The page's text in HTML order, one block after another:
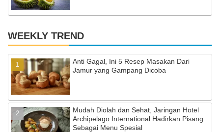
WEEKLY TREND
Anti Gagal, Ini 5 Resep Masakan Dari
Jamur yang Gampang Dicoba
Mudah Diolah dan Sehat, Jaringan Hotel
Archipelago International Hadirkan Pisang
Sebagai Menu Spesial